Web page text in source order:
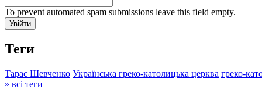
To prevent automated spam submissions leave this field empty.
Теги
Тарас Шевченко Українська греко-католицька церква греко-
» всі теги